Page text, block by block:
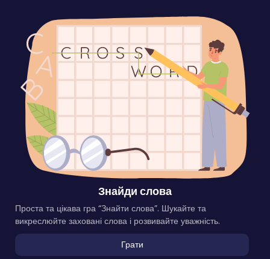
Знайди слова
Проста та цікава гра “Знайти слова”. Шукайте та
викреслюйте заховані слова і розвивайте уважність.
Грати